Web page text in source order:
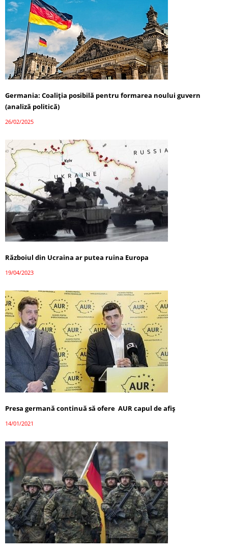
Germania: Coaliția posibilă pentru formarea noului guvern
(analiză politică)
26/02/2025
Războiul din Ucraina ar putea ruina Europa
19/04/2023
Presa germană continuă să ofere AUR capul de afiș
14/01/2021